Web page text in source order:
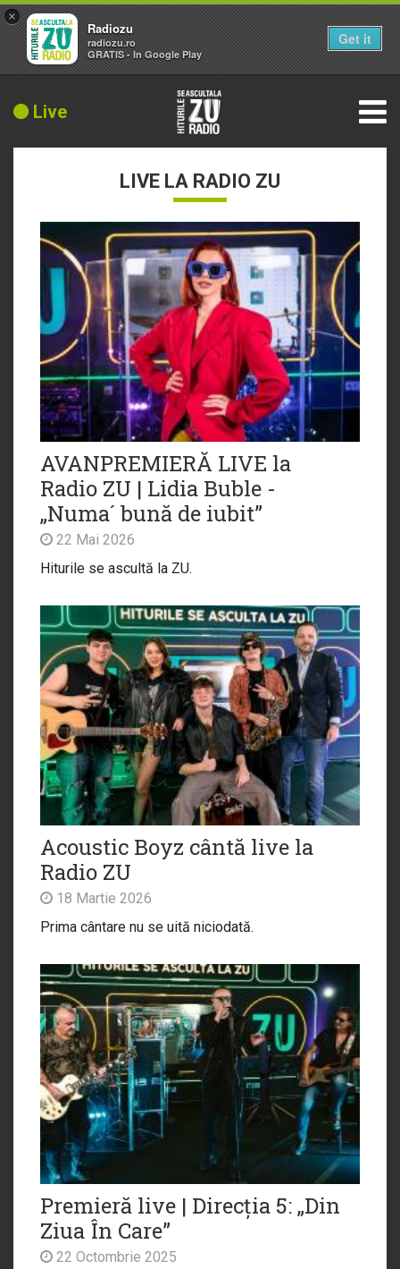
Live
LIVE LA RADIO ZU
AVANPREMIERĂ LIVE la
Radio ZU | Lidia Buble -
„Numa´ bună de iubit”
22 Mai 2026
Hiturile se ascultă la ZU.
Acoustic Boyz cântă live la
Radio ZU
18 Martie 2026
Prima cântare nu se uită niciodată.
Premieră live | Direcția 5: „Din
Ziua În Care”
22 Octombrie 2025
×
Radiozu
radiozu.ro
GRATIS - In Google Play
Get it